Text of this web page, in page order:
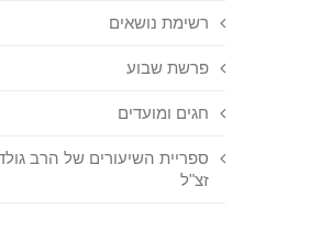
רשימת נושאים
פרשת שבוע
חגים ומועדים
ספריית השיעורים של הרב
זצ"ל